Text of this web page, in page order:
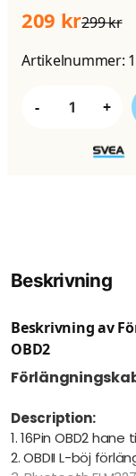
299 kr
209 kr
Artikelnummer:
- +
Beskrivning
Beskrivning av
OBD2
Description:
1. 16Pin OBD2
2. OBDII L-böj